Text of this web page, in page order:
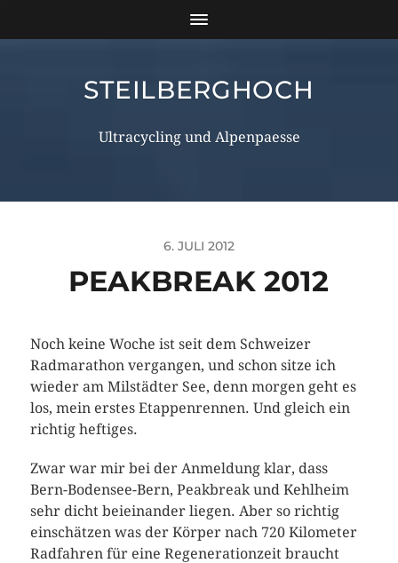
STEILBERGHOCH
Ultracycling und Alpenpaesse
6. JULI 2012
PEAKBREAK 2012
Noch keine Woche ist seit dem Schweizer
Radmarathon vergangen, und schon sitze ich
wieder am Milstädter See, denn morgen geht es
los, mein erstes Etappenrennen. Und gleich ein
richtig heftiges.
Zwar war mir bei der Anmeldung klar, dass
Bern-Bodensee-Bern, Peakbreak und Kehlheim
sehr dicht beieinander liegen. Aber so richtig
einschätzen was der Körper nach 720 Kilometer
Radfahren für eine Regenerationzeit braucht